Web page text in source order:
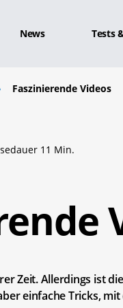
News Tests
Faszinierende Videos
11 Min.
Zeit. Allerdings ist
einfache Tricks,